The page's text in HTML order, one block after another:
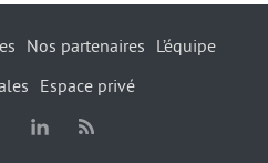
Nos partenaires
L’équipe
Espace privé